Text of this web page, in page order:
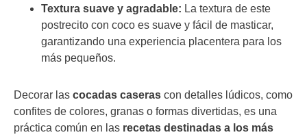
Textura suave y agradable: La textura de este
postrecito con coco es suave y fácil de masticar,
garantizando una experiencia placentera para los
más pequeños.
Decorar las cocadas caseras con detalles lúdicos, como
confites de colores, granas o formas divertidas, es una
práctica común en las recetas destinadas a los más